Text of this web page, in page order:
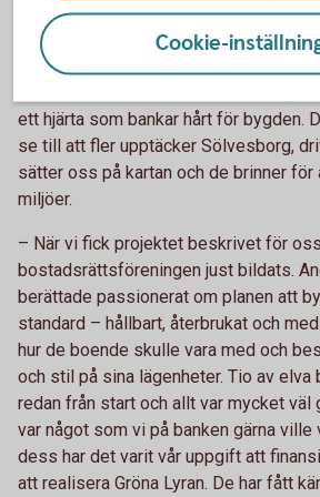
Linus var när jag började på banken.
tid att förstå varför så många känner
dem. De är båda enormt positiva,
ett hjärta som bankar hårt för bygden.
se till att fler upptäcker Sölvesborg,
sätter oss på kartan och de brinner för
miljöer.
– När vi fick projektet beskrivet för
bostadsrättsföreningen just bildats.
berättade passionerat om planen att
standard – hållbart, återbrukat och
hur de boende skulle vara med och
och stil på sina lägenheter. Tio av elva
redan från start och allt var mycket väl
var något som vi på banken gärna ville
dess har det varit vår uppgift att
att realisera Gröna Lyran. De har fått
Cookie-